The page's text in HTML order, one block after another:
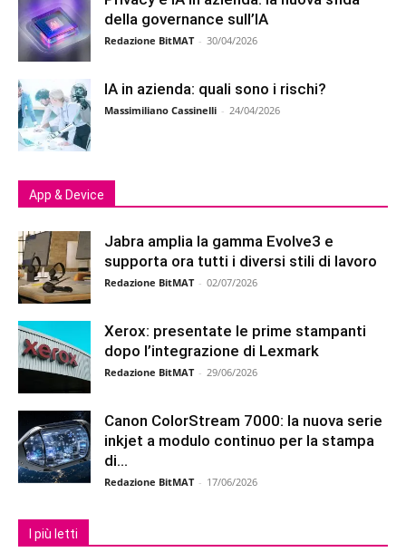
della governance sull’IA
Redazione BitMAT - 30/04/2026
IA in azienda: quali sono i rischi?
Massimiliano Cassinelli - 24/04/2026
App & Device
Jabra amplia la gamma Evolve3 e
supporta ora tutti i diversi stili di lavoro
Redazione BitMAT - 02/07/2026
Xerox: presentate le prime stampanti
dopo l’integrazione di Lexmark
Redazione BitMAT - 29/06/2026
Canon ColorStream 7000: la nuova serie
inkjet a modulo continuo per la stampa
di...
Redazione BitMAT - 17/06/2026
I più letti